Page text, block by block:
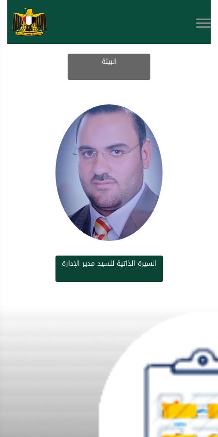
البيئة
السيرة الذاتية للسيد مدير الإدارة